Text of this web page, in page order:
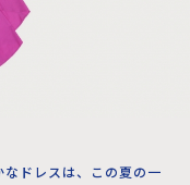
ドレスは、この夏の一